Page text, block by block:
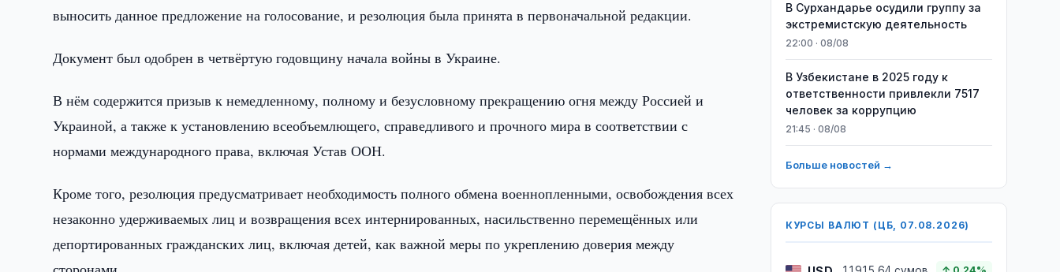
выносить данное предложение на голосование, и резолюция была принята в первоначальной редакции.
Документ был одобрен в четвёртую годовщину начала войны в Украине.
В нём содержится призыв к немедленному, полному и безусловному прекращению огня между Россией и
Украиной, а также к установлению всеобъемлющего, справедливого и прочного мира в соответствии с
нормами международного права, включая Устав ООН.
Кроме того, резолюция предусматривает необходимость полного обмена военнопленными, освобождения всех
незаконно удерживаемых лиц и возвращения всех интернированных, насильственно перемещённых или
депортированных гражданских лиц, включая детей, как важной меры по укреплению доверия между
В Сурхандарье осудили группу за
экстремистскую деятельность
22:00 · 08/08
В Узбекистане в 2025 году к
ответственности привлекли 7517
человек за коррупцию
21:45 · 08/08
Больше новостей →
КУРСЫ ВАЛЮТ (ЦБ, 07.08.2026)